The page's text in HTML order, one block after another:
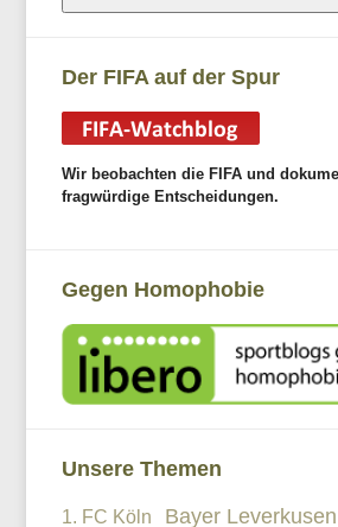
Der FIFA auf der Spur
Wir beobachten die FIFA und
fragwürdige Entscheidungen.
Gegen Homophobie
Unsere Themen
1. FC Köln Bayer Leverkusen